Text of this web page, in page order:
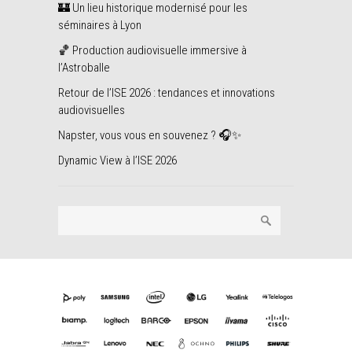
🏰 Un lieu historique modernisé pour les
séminaires à Lyon
🏀 Production audiovisuelle immersive à
l’Astroballe
Retour de l’ISE 2026 : tendances et innovations
audiovisuelles
Napster, vous vous en souvenez ? 🎧✨
Dynamic View à l’ISE 2026